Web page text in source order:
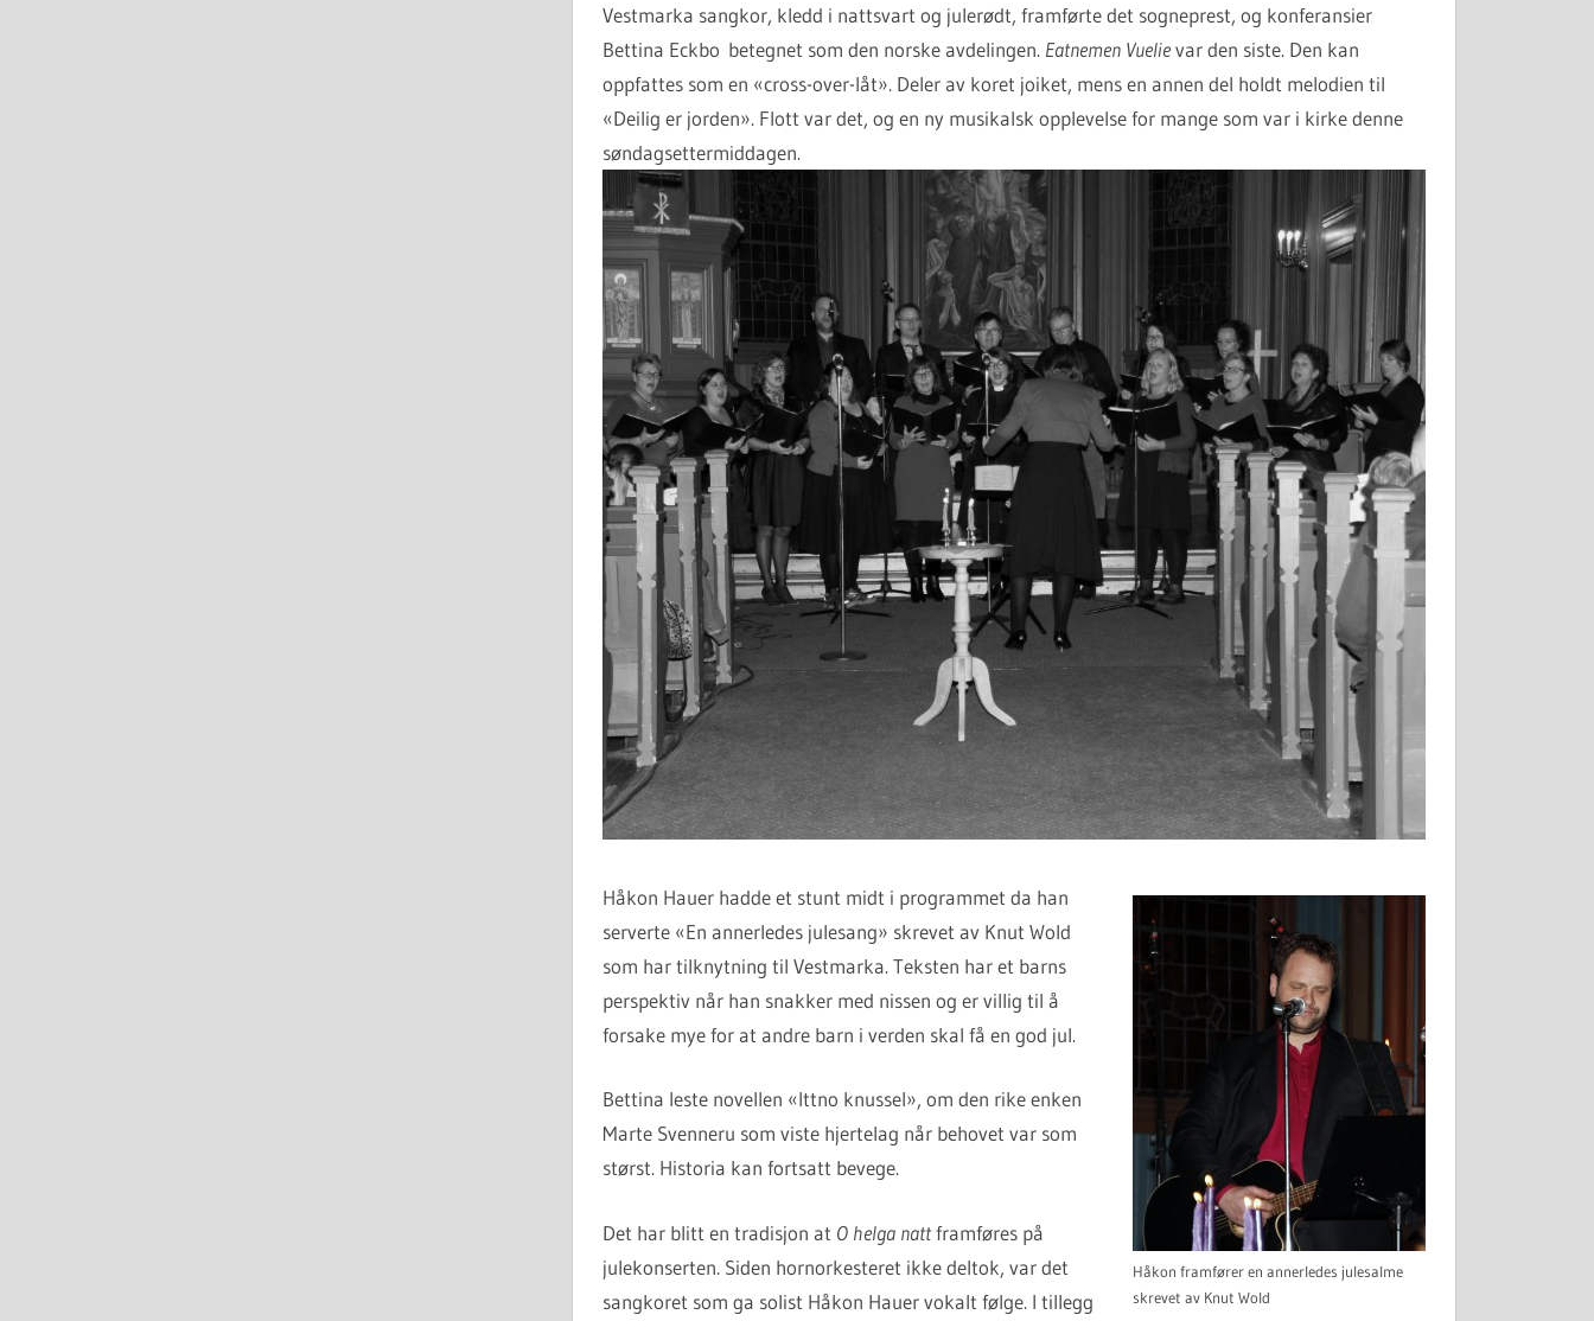
Vestmarka sangkor, kledd i nattsvart og julerødt, framførte det sogneprest, og konferansier
Bettina Eckbo betegnet som den norske avdelingen. Eatnemen Vuelievar den siste. Den kan
oppfattes som en «cross-over-låt». Deler av koret joiket, mens en annen del holdt melodien til
«Deilig er jorden». Flott var det, og en ny musikalsk opplevelse for mange som var i kirke denne
søndagsettermiddagen.
Håkon framfører en annerledes julesalme
skrevet av Knut Wold
Håkon Hauer hadde et stunt midt i programmet da han
serverte «En annerledes julesang» skrevet av Knut Wold
som har tilknytning til Vestmarka. Teksten har et barns
perspektiv når han snakker med nissen og er villig til å
forsake mye for at andre barn i verden skal få en god jul.
Bettina leste novellen «Ittno knussel», om den rike enken
Marte Svenneru som viste hjertelag når behovet var som
størst. Historia kan fortsatt bevege.
Det har blitt en tradisjon at O helga nattframføres på
julekonserten. Siden hornorkesteret ikke deltok, var det
sangkoret som ga solist Håkon Hauer vokalt følge. I tillegg